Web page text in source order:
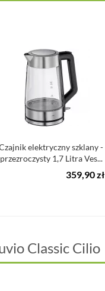
elektryczny szklany -
przezroczysty 1,7 Litra Ves...
359,90 zł
Classic Cilio